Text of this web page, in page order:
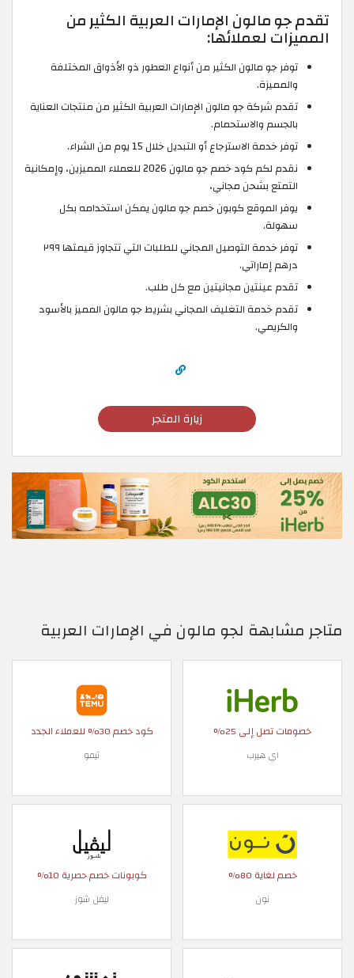
تقدم جو مالون الإمارات العربية الكثير من
المميزات لعملائها:
توفر جو مالون الكثير من أنواع العطور ذو الأذواق المختلفة
والمميزة.
تقدم شركة جو مالون الإمارات العربية الكثير من منتجات العناية
بالجسم والاستحمام.
توفر خدمة الاسترجاع أو التبديل خلال 15 يوم من الشراء.
نقدم لكم كود خصم جو مالون 2026 للعملاء المميزين، وإمكانية
التمتع بشحن مجاني،
يوفر الموقع كوبون خصم جو مالون يمكن استخدامه بكل
سهولة.
توفر خدمة التوصيل المجاني للطلبات التي تتجاوز قيمتها ٢٩٩
درهم إماراتي.
تقدم عينتين مجانيتين مع كل طلب.
تقدم خدمة التغليف المجاني بشريط جو مالون المميز بالأسود
والكريمي.
زيارة المتجر
متاجر مشابهة لجو مالون في الإمارات العربية
خصومات تصل إلى 25%
اي هيرب
كود خصم 30% للعملاء الجدد
تيمو
خصم لغاية 80%
نون
كوبونات خصم حصرية 10%
ليفل شوز